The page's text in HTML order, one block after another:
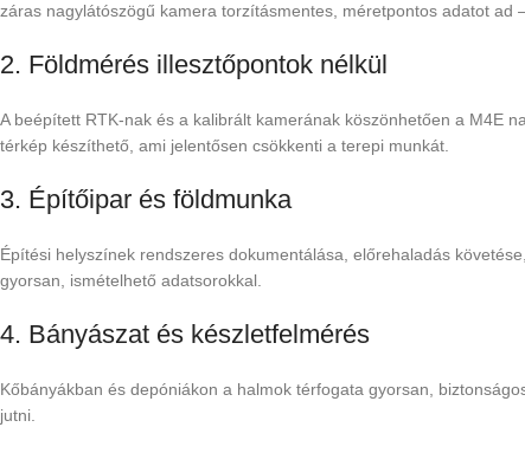
záras nagylátószögű kamera torzításmentes, méretpontos adatot ad
2. Földmérés illesztőpontok nélkül
A beépített RTK-nak és a kalibrált kamerának köszönhetően a M4E
térkép készíthető, ami jelentősen csökkenti a terepi munkát.
3. Építőipar és földmunka
Építési helyszínek rendszeres dokumentálása, előrehaladás
gyorsan, ismételhető adatsorokkal.
4. Bányászat és készletfelmérés
Kőbányákban és depóniákon a halmok térfogata gyorsan,
jutni.